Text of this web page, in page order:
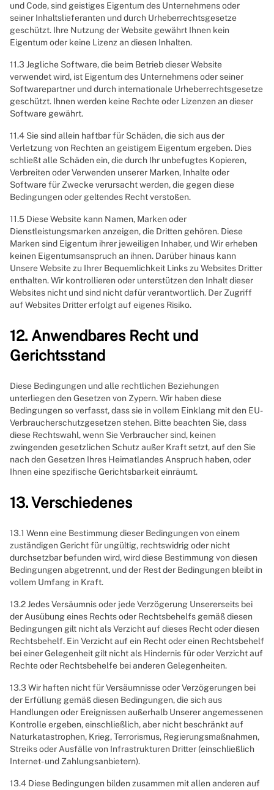
und Code, sind geistiges Eigentum des Unternehmens oder
seiner Inhaltslieferanten und durch Urheberrechtsgesetze
geschützt. Ihre Nutzung der Website gewährt Ihnen kein
Eigentum oder keine Lizenz an diesen Inhalten.
11.3 Jegliche Software, die beim Betrieb dieser Website
verwendet wird, ist Eigentum des Unternehmens oder seiner
Softwarepartner und durch internationale Urheberrechtsgesetze
geschützt. Ihnen werden keine Rechte oder Lizenzen an dieser
Software gewährt.
11.4 Sie sind allein haftbar für Schäden, die sich aus der
Verletzung von Rechten an geistigem Eigentum ergeben. Dies
schließt alle Schäden ein, die durch Ihr unbefugtes Kopieren,
Verbreiten oder Verwenden unserer Marken, Inhalte oder
Software für Zwecke verursacht werden, die gegen diese
Bedingungen oder geltendes Recht verstoßen.
11.5 Diese Website kann Namen, Marken oder
Dienstleistungsmarken anzeigen, die Dritten gehören. Diese
Marken sind Eigentum ihrer jeweiligen Inhaber, und Wir erheben
keinen Eigentumsanspruch an ihnen. Darüber hinaus kann
Unsere Website zu Ihrer Bequemlichkeit Links zu Websites Dritter
enthalten. Wir kontrollieren oder unterstützen den Inhalt dieser
Websites nicht und sind nicht dafür verantwortlich. Der Zugriff
auf Websites Dritter erfolgt auf eigenes Risiko.
12. Anwendbares Recht und
Gerichtsstand
Diese Bedingungen und alle rechtlichen Beziehungen
unterliegen den Gesetzen von Zypern. Wir haben diese
Bedingungen so verfasst, dass sie in vollem Einklang mit den EU-
Verbraucherschutzgesetzen stehen. Bitte beachten Sie, dass
diese Rechtswahl, wenn Sie Verbraucher sind, keinen
zwingenden gesetzlichen Schutz außer Kraft setzt, auf den Sie
nach den Gesetzen Ihres Heimatlandes Anspruch haben, oder
Ihnen eine spezifische Gerichtsbarkeit einräumt.
13. Verschiedenes
13.1 Wenn eine Bestimmung dieser Bedingungen von einem
zuständigen Gericht für ungültig, rechtswidrig oder nicht
durchsetzbar befunden wird, wird diese Bestimmung von diesen
Bedingungen abgetrennt, und der Rest der Bedingungen bleibt in
vollem Umfang in Kraft.
13.2 Jedes Versäumnis oder jede Verzögerung Unsererseits bei
der Ausübung eines Rechts oder Rechtsbehelfs gemäß diesen
Bedingungen gilt nicht als Verzicht auf dieses Recht oder diesen
Rechtsbehelf. Ein Verzicht auf ein Recht oder einen Rechtsbehelf
bei einer Gelegenheit gilt nicht als Hindernis für oder Verzicht auf
Rechte oder Rechtsbehelfe bei anderen Gelegenheiten.
13.3 Wir haften nicht für Versäumnisse oder Verzögerungen bei
der Erfüllung gemäß diesen Bedingungen, die sich aus
Handlungen oder Ereignissen außerhalb Unserer angemessenen
Kontrolle ergeben, einschließlich, aber nicht beschränkt auf
Naturkatastrophen, Krieg, Terrorismus, Regierungsmaßnahmen,
Streiks oder Ausfälle von Infrastrukturen Dritter (einschließlich
Internet- und Zahlungsanbietern).
13.4 Diese Bedingungen bilden zusammen mit allen anderen auf